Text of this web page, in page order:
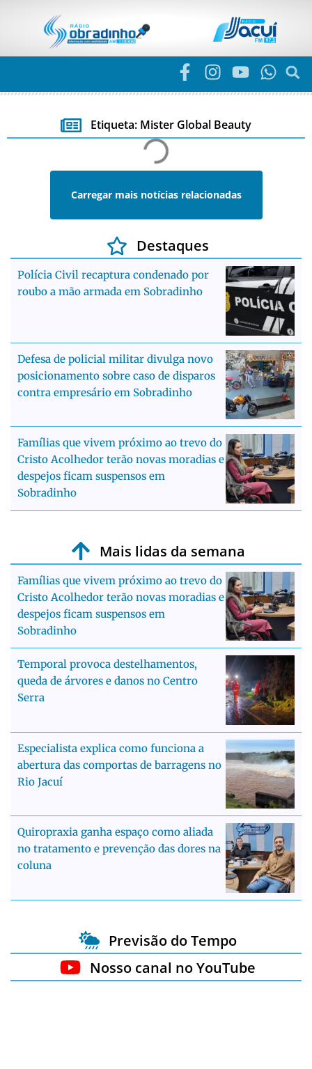
Etiqueta: Mister Global Beauty
Carregar mais notícias relacionadas
Destaques
Polícia Civil recaptura condenado por
roubo a mão armada em Sobradinho
Defesa de policial militar divulga novo
posicionamento sobre caso de disparos
contra empresário em Sobradinho
Famílias que vivem próximo ao trevo do
Cristo Acolhedor terão novas moradias e
despejos ficam suspensos em
Sobradinho
Mais lidas da semana
Famílias que vivem próximo ao trevo do
Cristo Acolhedor terão novas moradias e
despejos ficam suspensos em
Sobradinho
Temporal provoca destelhamentos,
queda de árvores e danos no Centro
Serra
Especialista explica como funciona a
abertura das comportas de barragens no
Rio Jacuí
Quiropraxia ganha espaço como aliada
no tratamento e prevenção das dores na
coluna
Previsão do Tempo
Nosso canal no YouTube